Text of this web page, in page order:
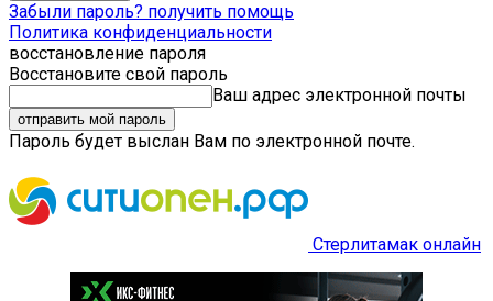
Забыли пароль? получить помощь
Политика конфиденциальности
восстановление пароля
Восстановите свой пароль
Ваш адрес электронной почты
Пароль будет выслан Вам по электронной почте.
Стерлитамак онлайн